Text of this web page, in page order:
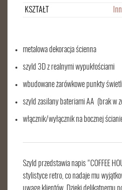
KSZTAŁT
metalowa dekoracja ścienna
szyld 3D z realnymi wypukłościami
wbudowane żarówkowe punkty
szyld zasilany bateriami AA (brak w
włącznik/wyłącznik na bocznej
Szyld przedstawia napis "COFFEE
stylistyce retro, co nadaje mu
uwagę klientów. Dzięki delikatnemu